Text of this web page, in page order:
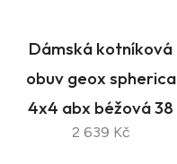
Dámská kotníková
obuv geox spherica
4x4 abx béžová 38
2 639 Kč